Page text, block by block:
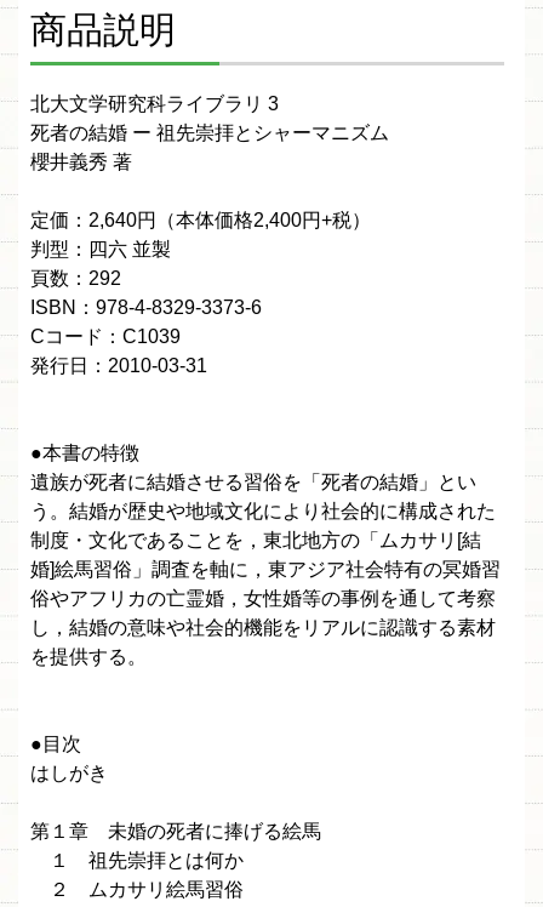
商品説明
北大文学研究科ライブラリ 3
死者の結婚 ー 祖先崇拝とシャーマニズム
櫻井義秀 著
定価：2,640円（本体価格2,400円+税）
判型：四六 並製
頁数：292
ISBN：978-4-8329-3373-6
Cコード：C1039
発行日：2010-03-31
●本書の特徴
遺族が死者に結婚させる習俗を「死者の結婚」とい
う。結婚が歴史や地域文化により社会的に構成された
制度・文化であることを，東北地方の「ムカサリ[結
婚]絵馬習俗」調査を軸に，東アジア社会特有の冥婚習
俗やアフリカの亡霊婚，女性婚等の事例を通して考察
し，結婚の意味や社会的機能をリアルに認識する素材
を提供する。
●目次
はしがき
第１章 未婚の死者に捧げる絵馬
１ 祖先崇拝とは何か
２ ムカサリ絵馬習俗